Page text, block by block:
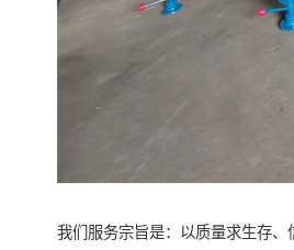
我们服务宗旨是：以质量求生存、